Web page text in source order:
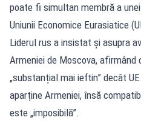
poate fi simultan membră a
Uniunii Economice Eurasiatice
Liderul rus a insistat și asupra
Armeniei de Moscova, afirmând
„substanțial mai ieftin” decât
aparține Armeniei, însă
este „imposibilă”.